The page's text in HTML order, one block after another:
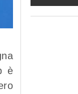
è
ma in
Sua